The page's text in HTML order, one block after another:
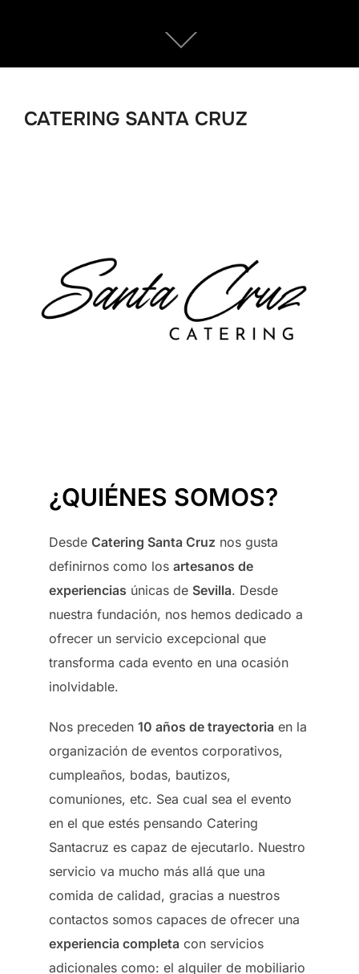
CATERING SANTA CRUZ
¿QUIÉNES SOMOS?
DesdeCatering Santa Cruz nos gusta
definirnos como losartesanos de
experiencias únicas de Sevilla. Desde
nuestra fundación, nos hemos dedicado a
ofrecer un servicio excepcional que
transforma cada evento en una ocasión
inolvidable.
Nos preceden10 años de trayectoria en la
organización de eventos corporativos,
cumpleaños, bodas, bautizos,
comuniones, etc. Sea cual sea el evento
en el que estés pensando Catering
Santacruz es capaz de ejecutarlo. Nuestro
servicio va mucho más allá que una
comida de calidad, gracias a nuestros
contactos somos capaces de ofrecer una
experiencia completa con servicios
adicionales como: el alquiler de mobiliario